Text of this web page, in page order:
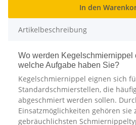
In den
Artikelbeschreibung
Wo werden Kegelschmiernippel
welche Aufgabe haben Sie?
Kegelschmiernippel eignen sich
Standardschmierstellen, die
abgeschmiert werden sollen.
Einsatzmöglichkeiten gehören sie
gebräuchlichsten